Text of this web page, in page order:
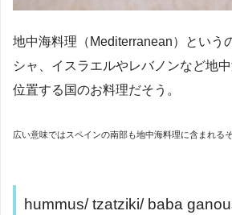
地中海料理（Mediterranean）という
シャ、イスラエルやレバノンなど地
位置する国のお料理だそう。
広い意味ではスペインの南部も地中海料理に含まれるそ
hummus/ tzatziki/ baba